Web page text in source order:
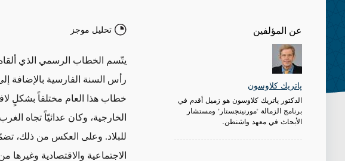
عن المؤلفين
پاتريك كلاوسون
الدكتور پاتريك كلاوسون هو زميل أقدم في
برنامج الزمالة "مورنينجستار" ومستشار
الأبحاث في معهد واشنطن.
تحليل موجز
يتّسم الخطاب الرسمي الذي
رأس السنة الفارسية بالإضافة
خطاب هذا العام مختلفاً بشكلٍ
الخارجية، وكان عدائيّاً تجاه
الاجتماعية والاقتصادية وغيرها